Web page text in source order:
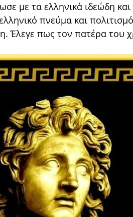
με τα ελληνικά ιδεώδη
πνεύμα και
Έλεγε πως τον πατέρα του